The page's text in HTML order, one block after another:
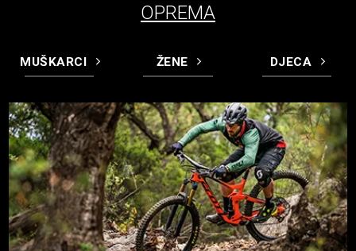
OPREMA
MUŠKARCI ŽENE DJECA